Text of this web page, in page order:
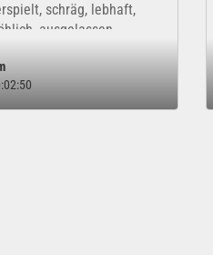
schräg, lebhaft,
ausgelassen,
kommerziell vertrieben.
ist insofern nur...